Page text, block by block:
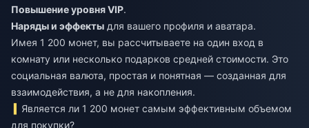
Повышение уровня VIP.
Наряды и эффекты для вашего профиля и аватара.
Имея 1 200 монет, вы рассчитываете на один вход в
комнату или несколько подарков средней стоимости. Это
социальная валюта, простая и понятная — созданная для
взаимодействия, а не для накопления.
Является ли 1 200 монет самым эффективным объемом
для покупки?